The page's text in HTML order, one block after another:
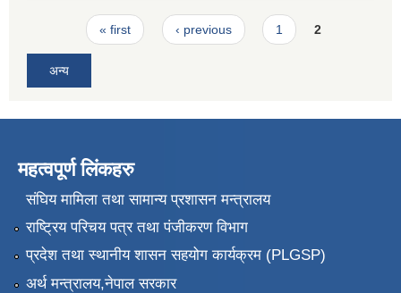
Pages« first ‹ previous 1 2
अन्य
महत्वपूर्ण लिंकहरु
संघिय मामिला तथा सामान्य प्रशासन मन्त्रालय
राष्ट्रिय परिचय पत्र तथा पंजीकरण विभाग
प्रदेश तथा स्थानीय शासन सहयोग कार्यक्रम (PLGSP)
अर्थ मन्त्रालय,नेपाल सरकार